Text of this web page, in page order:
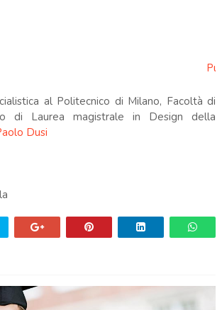
al Politecnico di Milano, Facoltà di
di Laurea magistrale in Design della
Dusi